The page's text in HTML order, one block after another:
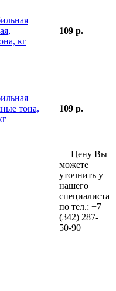
кг
109 р.
тона,
109 р.
— Цену Вы
можете
уточнить у
нашего
специалиста
по тел.: +7
(342) 287-
50-90